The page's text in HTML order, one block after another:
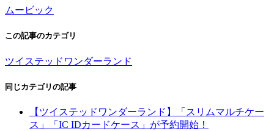
ムービック
この記事のカテゴリ
ツイステッドワンダーランド
同じカテゴリの記事
【ツイステッドワンダーランド】「スリムマルチケー
ス」「IC IDカードケース」が予約開始！